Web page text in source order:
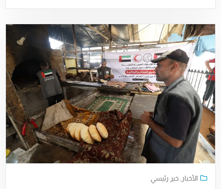
الأخبار ,خبر رئيسي